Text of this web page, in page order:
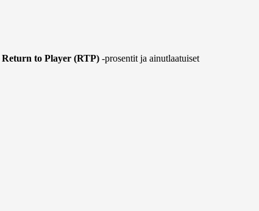
Return to Player (RTP) -prosentit ja ainutlaatuiset